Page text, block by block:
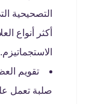
التصحيحية
أكثر أنواع
الاستجماتيزم.
تقويم
صلبة تعمل